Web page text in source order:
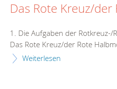
Das Rote Kreuz/
1. Die Aufgaben der Rotkreuz-/
Das Rote Kreuz/der Rote
Weiterlesen